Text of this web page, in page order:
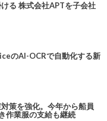
る 株式会社APTを子会社
のAI-OCRで自動化する新
策を強化。今年から船員
作業服の支給も継続